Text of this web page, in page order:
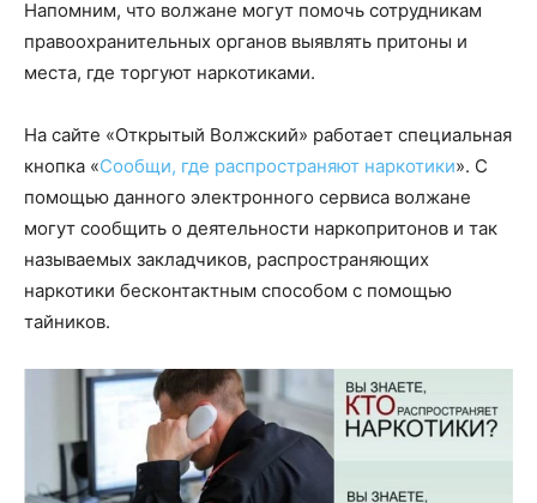
Напомним, что волжане могут помочь сотрудникам
правоохранительных органов выявлять притоны и
места, где торгуют наркотиками.
На сайте «Открытый Волжский» работает специальная
кнопка «Сообщи, где распространяют наркотики». С
помощью данного электронного сервиса волжане
могут сообщить о деятельности наркопритонов и так
называемых закладчиков, распространяющих
наркотики бесконтактным способом с помощью
тайников.